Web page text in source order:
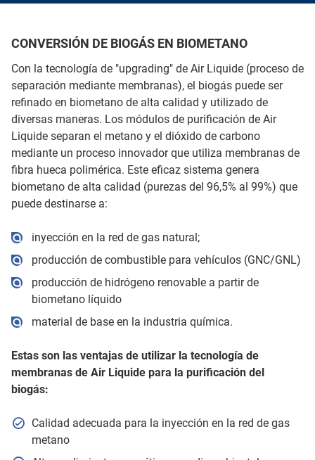
CONVERSIÓN DE BIOGÁS EN BIOMETANO
Con la tecnología de "upgrading" de Air Liquide (proceso de
separación mediante membranas), el biogás puede ser
refinado en biometano de alta calidad y utilizado de
diversas maneras. Los módulos de purificación de Air
Liquide separan el metano y el dióxido de carbono
mediante un proceso innovador que utiliza membranas de
fibra hueca polimérica. Este eficaz sistema genera
biometano de alta calidad (purezas del 96,5% al 99%) que
puede destinarse a:
inyección en la red de gas natural;
producción de combustible para vehículos (GNC/GNL)
producción de hidrógeno renovable a partir de
biometano líquido
material de base en la industria química.
Estas son las ventajas de utilizar la tecnología de
membranas de Air Liquide para la purificación del
biogás:
Calidad adecuada para la inyección en la red de gas
metano